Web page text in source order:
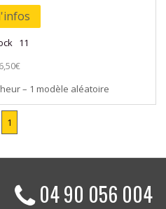
11
6,50€
– 1 modèle aléatoire
1
04 90 056 004